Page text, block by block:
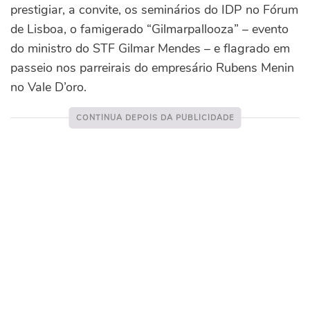
prestigiar, a convite, os seminários do IDP no Fórum
de Lisboa, o famigerado “Gilmarpallooza” – evento
do ministro do STF Gilmar Mendes – e flagrado em
passeio nos parreirais do empresário Rubens Menin
no Vale D’oro.